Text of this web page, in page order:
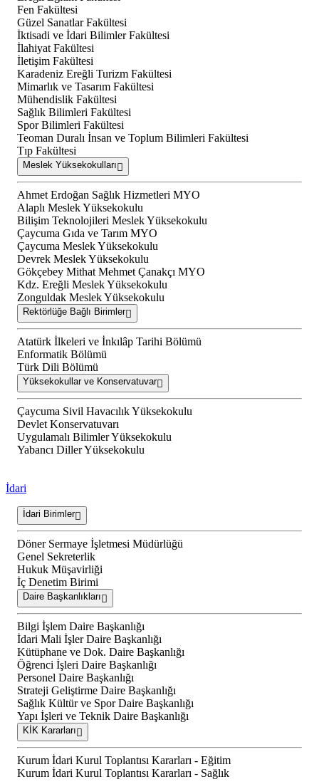
Fen Fakültesi
Güzel Sanatlar Fakültesi
İktisadi ve İdari Bilimler Fakültesi
İlahiyat Fakültesi
İletişim Fakültesi
Karadeniz Ereğli Turizm Fakültesi
Mimarlık ve Tasarım Fakültesi
Mühendislik Fakültesi
Sağlık Bilimleri Fakültesi
Spor Bilimleri Fakültesi
Teoman Duralı İnsan ve Toplum Bilimleri Fakültesi
Tıp Fakültesi
Meslek Yüksekokulları
Ahmet Erdoğan Sağlık Hizmetleri MYO
Alaplı Meslek Yüksekokulu
Bilişim Teknolojileri Meslek Yüksekokulu
Çaycuma Gıda ve Tarım MYO
Çaycuma Meslek Yüksekokulu
Devrek Meslek Yüksekokulu
Gökçebey Mithat Mehmet Çanakçı MYO
Kdz. Ereğli Meslek Yüksekokulu
Zonguldak Meslek Yüksekokulu
Rektörlüğe Bağlı Birimler
Atatürk İlkeleri ve İnkılâp Tarihi Bölümü
Enformatik Bölümü
Türk Dili Bölümü
Yüksekokullar ve Konservatuvar
Çaycuma Sivil Havacılık Yüksekokulu
Devlet Konservatuvarı
Uygulamalı Bilimler Yüksekokulu
Yabancı Diller Yüksekokulu
İdari
İdari Birimler
Döner Sermaye İşletmesi Müdürlüğü
Genel Sekreterlik
Hukuk Müşavirliği
İç Denetim Birimi
Daire Başkanlıkları
Bilgi İşlem Daire Başkanlığı
İdari Mali İşler Daire Başkanlığı
Kütüphane ve Dok. Daire Başkanlığı
Öğrenci İşleri Daire Başkanlığı
Personel Daire Başkanlığı
Strateji Geliştirme Daire Başkanlığı
Sağlık Kültür ve Spor Daire Başkanlığı
Yapı İşleri ve Teknik Daire Başkanlığı
KİK Kararları
Kurum İdari Kurul Toplantısı Kararları - Eğitim
Kurum İdari Kurul Toplantısı Kararları - Sağlık